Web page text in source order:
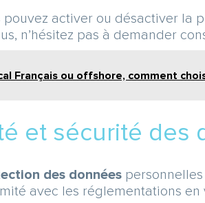
pouvez activer ou désactiver
n’hésitez pas à demander
Français ou offshore, comment
et sécurité des
des données
avec les réglementations en